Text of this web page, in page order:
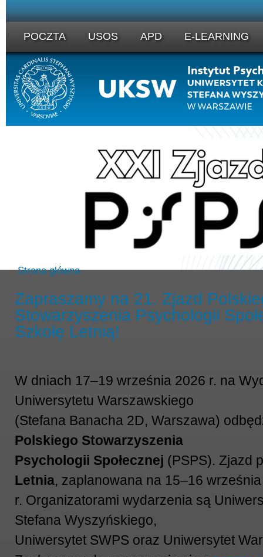
POCZTA USOS APD E-LEARNING
Strona główna
Zapraszamy na 21. Zjazd
Stowarzyszenia Psychologii
Szkołę Letnią!
W dniach 17–19 września 2026 r. na
Uniwersytetu Warszawskiego
(Stefana Banacha 2D, Warszawa)
Polskiego Stowarzyszenia
Psychologii Społecznej (PSPS). Zjazd
Letnia, zaplanowana na 15–16
r. Organizatorami wydarzenia są
Stefana Wyszyńskiego,
Uniwersytet SWPS oraz Uniwersytet